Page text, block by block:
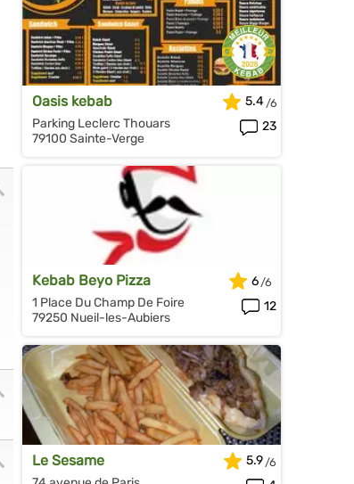
Oasis kebab
Parking Leclerc Thouars
79100 Sainte-Verge
5.4
23
Kebab Beyo Pizza
1 Place Du Champ De Foire
79250 Nueil-les-Aubiers
6
12
Le Sesame
5.9